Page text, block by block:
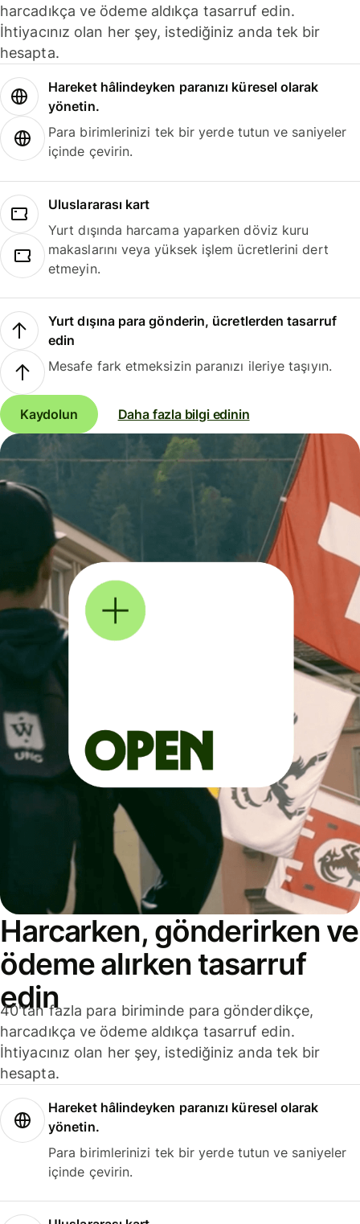
harcadıkça ve ödeme aldıkça tasarruf edin.
İhtiyacınız olan her şey, istediğiniz anda tek bir
hesapta.
Hareket hâlindeyken paranızı küresel olarak
yönetin.
Para birimlerinizi tek bir yerde tutun ve saniyeler
içinde çevirin.
Uluslararası kart
Yurt dışında harcama yaparken döviz kuru
makaslarını veya yüksek işlem ücretlerini dert
etmeyin.
Yurt dışına para gönderin, ücretlerden tasarruf
edin
Mesafe fark etmeksizin paranızı ileriye taşıyın.
Kaydolun Daha fazla bilgi edinin
Harcarken, gönderirken ve
ödeme alırken tasarruf
edin
40'tan fazla para biriminde para gönderdikçe,
harcadıkça ve ödeme aldıkça tasarruf edin.
İhtiyacınız olan her şey, istediğiniz anda tek bir
hesapta.
Hareket hâlindeyken paranızı küresel olarak
yönetin.
Para birimlerinizi tek bir yerde tutun ve saniyeler
içinde çevirin.